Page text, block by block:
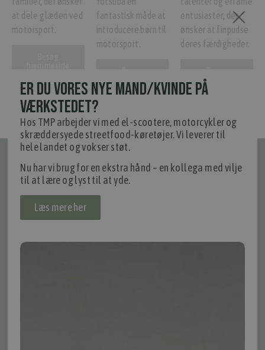
at dele glæden ved
motorsport.
fantastisk måde at
introducere børn til
motorsport.
entusiaster, der
ønsker at finpudse
deres færdigheder.
hjemmeside
Tilmeld nyhedsmail
Vær blandt de første til at modtage info om nye produkter, tilbud,
ER DU VORES NYE MAND/KVINDE PÅ
VÆRKSTEDET?
Hos TMP arbejder vi med el-scootere, motorcykler og
skræddersyede streetfood-køretøjer. Vi leverer til
hele landet og vokser støt.
Nu har vi brug for en ekstra hånd – en kollega med vilje
til at lære og lyst til at yde.
Læs mere her